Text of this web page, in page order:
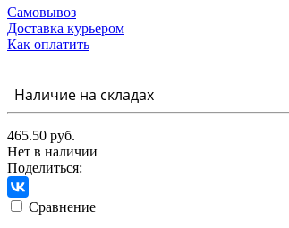
Самовывоз
Доставка курьером
Как оплатить
Наличие на складах
465.50 руб.
Нет в наличии
Поделиться:
Сравнение